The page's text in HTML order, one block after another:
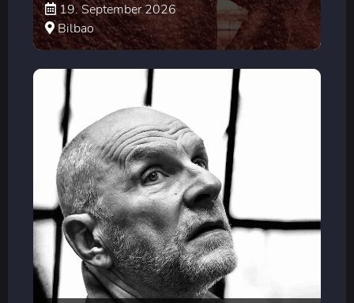
19. September 2026
Bilbao